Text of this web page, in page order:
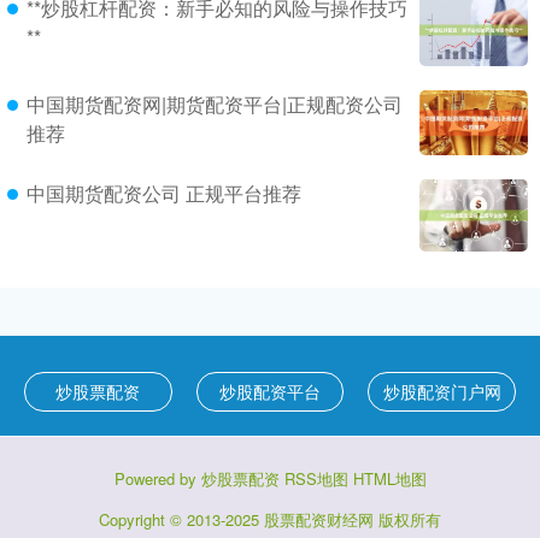
**炒股杠杆配资：新手必知的风险与操作技巧
**
中国期货配资网|期货配资平台|正规配资公司
推荐
中国期货配资公司 正规平台推荐
炒股票配资 炒股配资平台 炒股配资门户网
Powered by 炒股票配资 RSS地图 HTML地图
Copyright © 2013-2025 股票配资财经网 版权所有